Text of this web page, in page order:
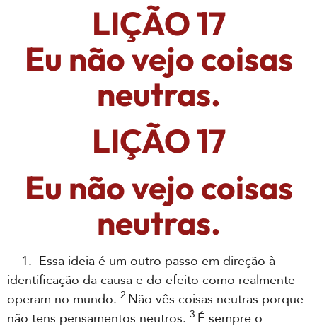
LIÇÃO 17
Eu não vejo coisas
neutras.
LIÇÃO 17
Eu não vejo coisas
neutras.
1. Essa ideia é um outro passo em direção à
identificação da causa e do efeito como realmente
operam no mundo. 2 Não vês coisas neutras porque
não tens pensamentos neutros. 3 É sempre o